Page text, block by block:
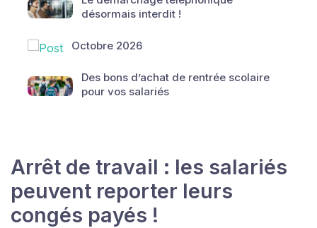
désormais interdit !
Octobre 2026
Des bons d’achat de rentrée scolaire
pour vos salariés
Arrêt de travail : les salariés
peuvent reporter leurs
congés payés !